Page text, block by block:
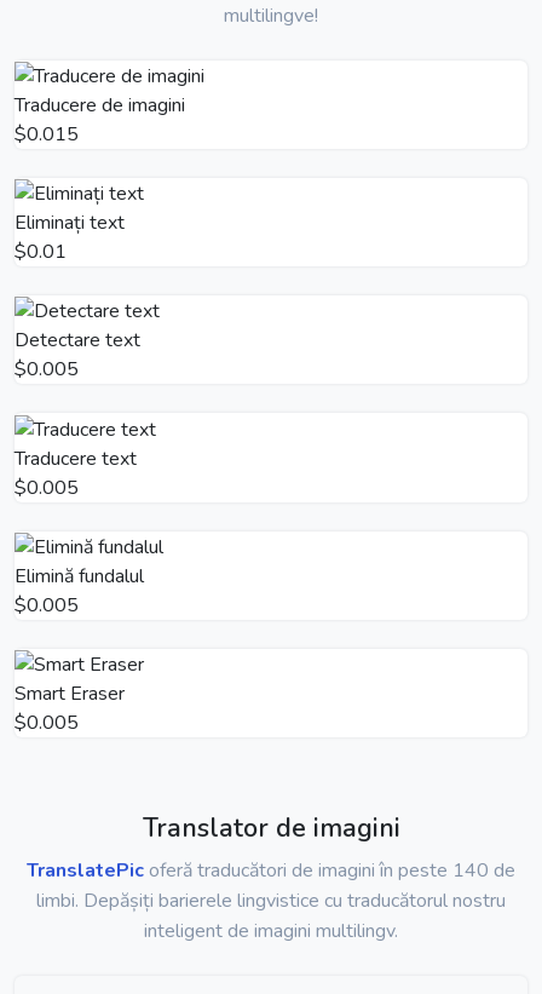
multilingve!
Traducere de imagini
$0.015
Eliminați text
$0.01
Detectare text
$0.005
Traducere text
$0.005
Elimină fundalul
$0.005
Smart Eraser
$0.005
Translator de imagini
TranslatePicoferă traducători de imagini în peste 140 de
limbi. Depășiți barierele lingvistice cu traducătorul nostru
inteligent de imagini multilingv.